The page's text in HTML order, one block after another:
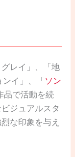
レイ」、「地
イ」、「 ソン
品で活動を続
ジュアルスタ
な印象を与え